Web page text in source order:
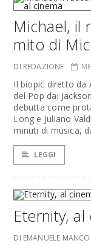
Michael, il
mito di
DI REDAZIONE
Il biopic diretto da
del Pop dai
debutta come
Long e Juliano
minuti di musica,
LEGGI
Eternity, al
DI EMANUELE MANCO